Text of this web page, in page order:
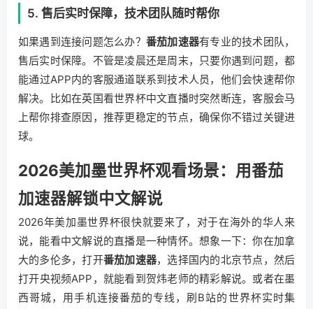
5. 售后实时保障，技术团队随时帮你
如果遇到连接问题怎么办？ 番茄加速器有专业的技术团队，
售后实时保障。不管是凌晨还是周末，只要你遇到问题，都
能通过APP内的客服通道联系到技术人员，他们会快速帮你
解决。比如在英国看世界杯中文直播时突然断连，客服会马
上帮你排查原因，推荐更稳定的节点，确保你不错过关键进
球。
2026美加墨世界杯观看场景：用番茄
加速器解锁中文解说
2026年美加墨世界杯很快就要来了，对于在海外的华人来
说，能看中文解说的直播是一种情怀。想象一下：你在加拿
大的多伦多，打开番茄加速器，选择国内的北京节点，然后
打开央视频APP，就能看到贺炜老师的精彩解说。或者在墨
西哥城，用手机连接番茄的专线，刷B站的世界杯实时集